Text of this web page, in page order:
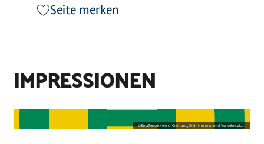
Seite merken
IMPRESSIONEN
©Straßenverkehrs-Ordnung, DIN-Normen und Verkehrsblatt